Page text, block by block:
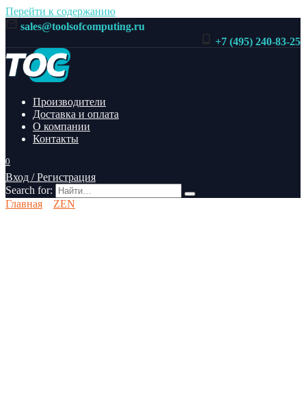
Перейти к содержанию
sales@toolsofcomputing.ru
+7 (495) 240-83-25
Производители
Доставка и оплата
О компании
Контакты
0
Вход / Регистрация
Search for:
Главная
ZEN